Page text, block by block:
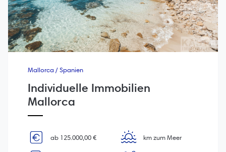
Mallorca / Spanien
Individuelle Immobilien
Mallorca
ab 125.000,00 € km zum Meer